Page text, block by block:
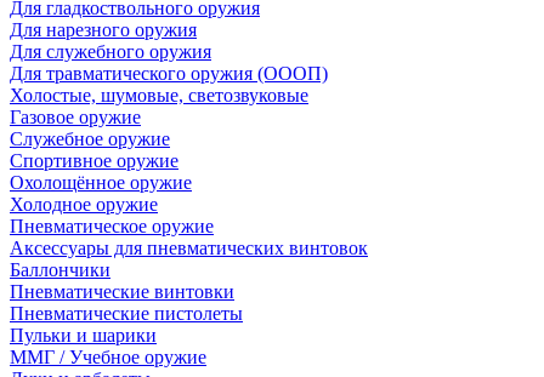
Для гладкоствольного оружия
Для нарезного оружия
Для служебного оружия
Для травматического оружия (ОООП)
Холостые, шумовые, светозвуковые
Газовое оружие
Служебное оружие
Спортивное оружие
Охолощённое оружие
Холодное оружие
Пневматическое оружие
Аксессуары для пневматических винтовок
Баллончики
Пневматические винтовки
Пневматические пистолеты
Пульки и шарики
ММГ / Учебное оружие